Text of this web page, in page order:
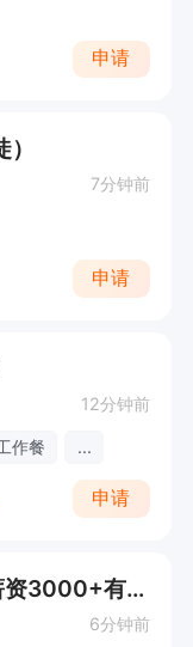
申请
7分钟前
申请
12分钟前
作餐 ...
申请
上一休一，叠毛巾工/普工（薪资3000+有无经验均可）
6分钟前